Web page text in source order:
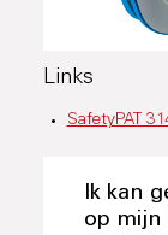
Links
SafetyPAT
Ik kan
op mijn